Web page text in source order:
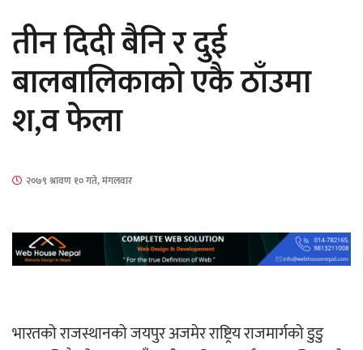
सार्वजनिक
नेपालगञ्जमा पर्खाल भत्किँदा दुई मजदुरको मृत्यु
तीन दिदी बैनि र दुई
बालबालिकाको एकै ठाँउमा
श,व फेला
२०७९ श्रावण १० गते, मंगलवार
भारतको राजस्थानको जयपुर अजमेर राष्ट्रिय राजमार्गको डुडु